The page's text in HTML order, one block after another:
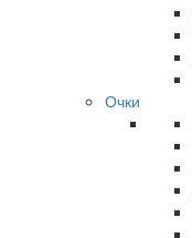
Очки